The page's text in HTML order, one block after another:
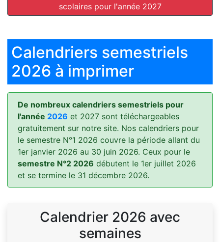
scolaires pour l'année 2027
Calendriers semestriels
2026 à imprimer
De nombreux calendriers semestriels pour
l'année 2026 et 2027 sont téléchargeables
gratuitement sur notre site. Nos calendriers pour
le semestre N°1 2026 couvre la période allant du
1er janvier 2026 au 30 juin 2026. Ceux pour le
semestre N°2 2026 débutent le 1er juillet 2026
et se termine le 31 décembre 2026.
Calendrier 2026 avec
semaines